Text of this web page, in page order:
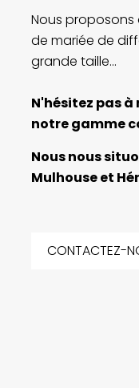
Nous
de mariée de
grande taille...
N'hésitez pas
notre gamme
Nous nous
Mulhouse et
CONTACTEZ-